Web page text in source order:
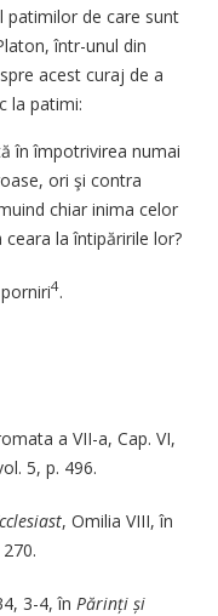
patimilor de care sunt
într-unul din
acest curaj de a
la patimi:
în împotrivirea numai
ori şi contra
chiar inima celor
la întipăririle lor?
4.
a VII-a, Cap. VI,
5, p. 496.
, Omilia VIII, în
3-4, în Părinți și